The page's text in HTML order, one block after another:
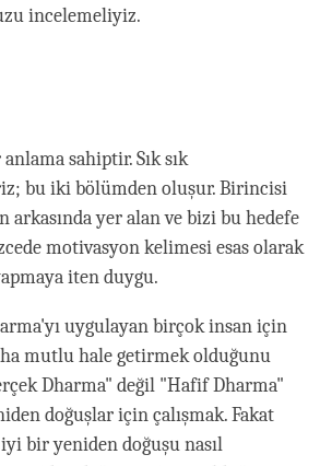
incelemeliyiz.
sahiptir. Sık sık
bu iki bölümden oluşur. Birincisi
arkasında yer alan ve bizi bu hedefe
motivasyon kelimesi esas olarak
iten duygu.
uygulayan birçok insan için
mutlu hale getirmek olduğunu
Dharma" değil "Hafif Dharma"
doğuşlar için çalışmak. Fakat
bir yeniden doğuşu nasıl